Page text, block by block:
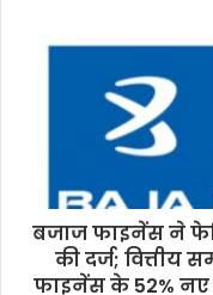
बजाज फाइनेंस ने
की दर्ज; वित्तीय
फाइनेंस के 52% नए